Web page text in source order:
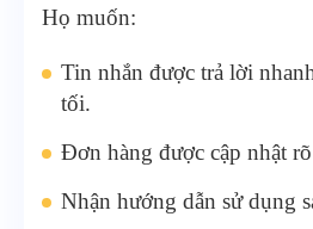
Họ muốn:
Tin nhắn được trả lời
tối.
Đơn hàng được cập nhật
Nhận hướng dẫn sử dụng